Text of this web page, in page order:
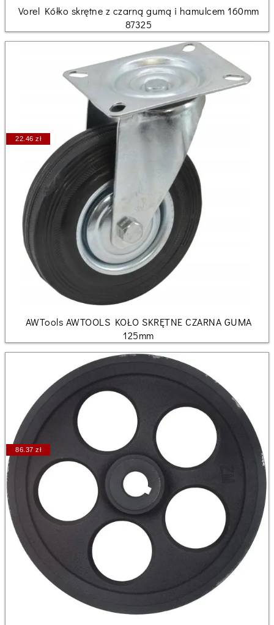
Vorel Kółko skrętne z czarną gumą i hamulcem 160mm
87325
22.46 zł
AWTools AWTOOLS KOŁO SKRĘTNE CZARNA GUMA
125mm
86.37 zł